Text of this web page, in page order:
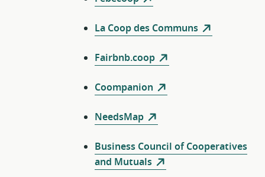
La Coop des Communs
Fairbnb.coop
Coompanion
NeedsMap
Business Council of Cooperatives
and Mutuals